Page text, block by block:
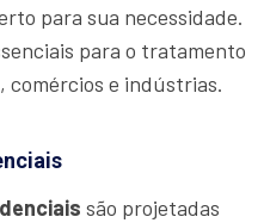
para sua necessidade.
para o tratamento
comércios e indústrias.
são projetadas